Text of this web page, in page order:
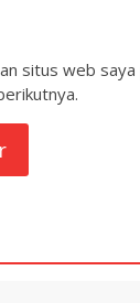
situs web